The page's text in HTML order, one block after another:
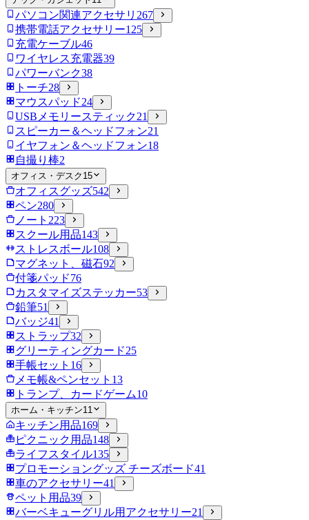
パソコン関連アクセサリ 267
携帯電話アクセサリー125
充電ケーブル46
ワイヤレス充電器39
パワーバンク38
トーチ28
マウスパッド24
USBメモリースティック21
スピーカー＆ヘッドフォン21
イヤフォン＆ヘッドフォン18
自撮り棒2
オフィス・デスク 15
オフィスグッズ542
ペン280
ノート 223
スクール用品143
ストレスボール108
マグネット、磁石92
付箋パッド76
カスタマイズステッカー53
鉛筆51
バッジ41
ストラップ32
グリーティングカード25
手帳セット 16
メモ帳&ペンセット 13
トランプ、カードゲーム10
ホーム・キッチン11
キッチン用品169
ピクニック用品148
ライフスタイル135
プロモーショングッズ チーズボード41
車のアクセサリー41
ペット用品39
バーベキューグリル用アクセサリー21